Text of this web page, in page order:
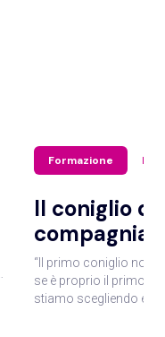
Formazione
Il coniglio da
compagnia
“Il primo coniglio non
se è proprio il primo
stiamo scegliendo e